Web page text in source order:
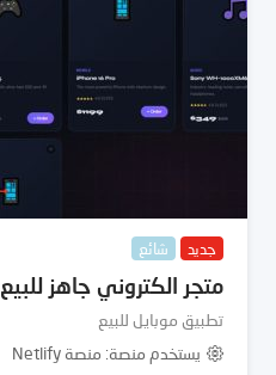
جديد شائع
متجر الكتروني جاهز للبيع
تطبيق موبايل للبيع
يستخدم منصة منصة Netlify